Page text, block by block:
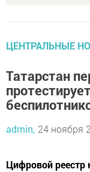
ЦЕНТРАЛЬНЫЕ
Татарстан
admin, 24 ноября
Цифровой реестр